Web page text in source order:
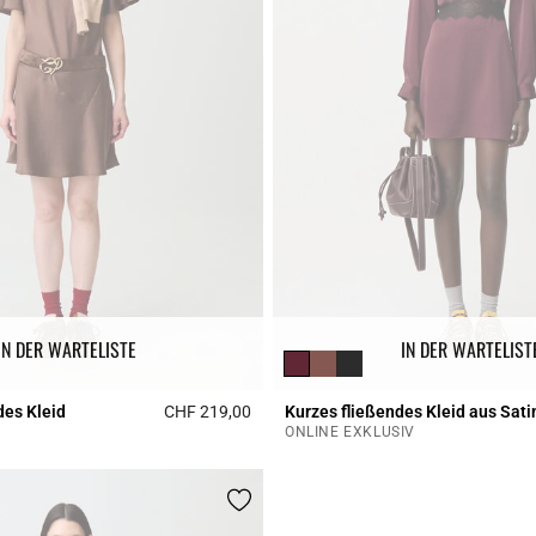
Rating
DER WARTELISTE
Kleid CHF 219,00 3.9 out of 5 Customer Rating
IN DER
Kurzes fließendes Kleid aus
ONLINE EXKLUSIV